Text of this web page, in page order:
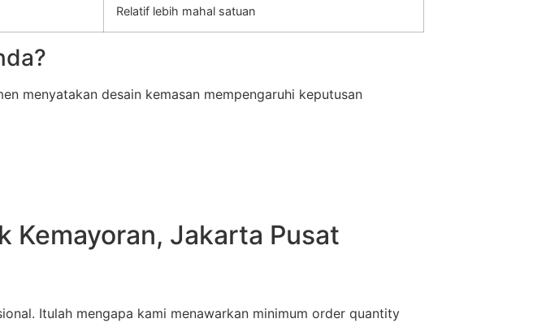
Relatif lebih mahal satuan
menyatakan desain kemasan mempengaruhi keputusan
Kemayoran, Jakarta Pusat
Itulah mengapa kami menawarkan minimum order quantity